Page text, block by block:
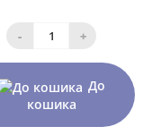
- +
До
кошика